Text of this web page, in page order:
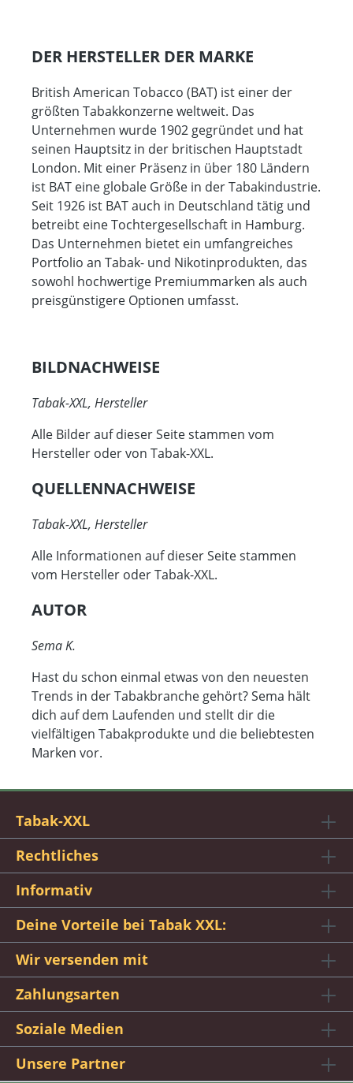
DER HERSTELLER DER MARKE
British American Tobacco (BAT) ist einer der
größten Tabakkonzerne weltweit. Das
Unternehmen wurde 1902 gegründet und hat
seinen Hauptsitz in der britischen Hauptstadt
London. Mit einer Präsenz in über 180 Ländern
ist BAT eine globale Größe in der Tabakindustrie.
Seit 1926 ist BAT auch in Deutschland tätig und
betreibt eine Tochtergesellschaft in Hamburg.
Das Unternehmen bietet ein umfangreiches
Portfolio an Tabak- und Nikotinprodukten, das
sowohl hochwertige Premiummarken als auch
preisgünstigere Optionen umfasst.
BILDNACHWEISE
Tabak-XXL, Hersteller
Alle Bilder auf dieser Seite stammen vom
Hersteller oder von Tabak-XXL.
QUELLENNACHWEISE
Tabak-XXL, Hersteller
Alle Informationen auf dieser Seite stammen
vom Hersteller oder Tabak-XXL.
AUTOR
Sema K.
Hast du schon einmal etwas von den neuesten
Trends in der Tabakbranche gehört? Sema hält
dich auf dem Laufenden und stellt dir die
vielfältigen Tabakprodukte und die beliebtesten
Marken vor.
Tabak-XXL
Rechtliches
Informativ
Deine Vorteile bei Tabak XXL:
Wir versenden mit
Zahlungsarten
Soziale Medien
Unsere Partner